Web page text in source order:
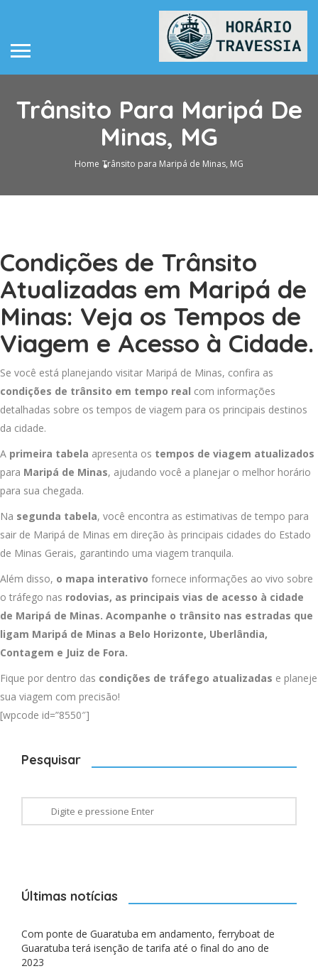
Trânsito Para Maripá De
Minas, MG
Home Trânsito para Maripá de Minas, MG
Condições de Trânsito
Atualizadas em Maripá de
Minas: Veja os Tempos de
Viagem e Acesso à Cidade.
Se você está planejando visitar Maripá de Minas, confira as
condições de trânsito em tempo real com informações
detalhadas sobre os tempos de viagem para os principais destinos
da cidade.
A primeira tabela apresenta os tempos de viagem atualizados
para Maripá de Minas, ajudando você a planejar o melhor horário
para sua chegada.
Na segunda tabela, você encontra as estimativas de tempo para
sair de Maripá de Minas em direção às principais cidades do Estado
de Minas Gerais, garantindo uma viagem tranquila.
Além disso, o mapa interativo fornece informações ao vivo sobre
o tráfego nas rodovias, as principais vias de acesso à cidade
de Maripá de Minas. Acompanhe o trânsito nas estradas que
ligam Maripá de Minas a Belo Horizonte, Uberlândia,
Contagem e Juiz de Fora.
Fique por dentro das condições de tráfego atualizadas e planeje
sua viagem com precisão!
[wpcode id=”8550″]
Pesquisar
Últimas notícias
Com ponte de Guaratuba em andamento, ferryboat de
Guaratuba terá isenção de tarifa até o final do ano de
2023